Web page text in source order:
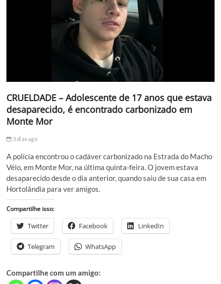
CRUELDADE – Adolescente de 17 anos que estava
desaparecido, é encontrado carbonizado em
Monte Mor
3 dias ago
A polícia encontrou o cadáver carbonizado na Estrada do Macho
Véio, em Monte Mor, na última quinta-feira. O jovem estava
desaparecido desde o dia anterior, quando saiu de sua casa em
Hortolândia para ver amigos.
Compartilhe isso:
Twitter Facebook LinkedIn
Telegram WhatsApp
Compartilhe com um amigo: